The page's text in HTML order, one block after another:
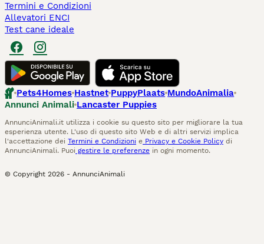
Termini e Condizioni
Allevatori ENCI
Test cane ideale
Pets4Homes Hastnet PuppyPlaats MundoAnimalia
Annunci Animali Lancaster Puppies
AnnunciAnimali.it utilizza i cookie su questo sito per migliorare la tua
esperienza utente. L'uso di questo sito Web e di altri servizi implica
l'accettazione dei Termini e Condizioni e Privacy e Cookie Policy di
AnnunciAnimali. Puoi gestire le preferenze in ogni momento.
© Copyright 2026 - AnnunciAnimali